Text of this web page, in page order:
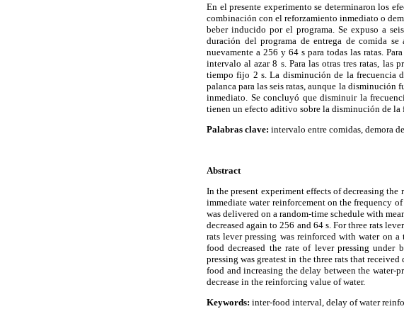
En el presente experimento se determinaron los
combinación con el reforzamiento inmediato o
beber inducido por el programa. Se expuso a
duración del programa de entrega de comida
nuevamente a 256 y 64 s para todas las ratas.
intervalo al azar 8 s. Para las otras tres ratas, las
tiempo fijo 2 s. La disminución de la frecuencia
palanca para las seis ratas, aunque la disminución
inmediato. Se concluyó que disminuir la
tienen un efecto aditivo sobre la disminución de la
Palabras clave: intervalo entre comidas, demora
Abstract
In the present experiment effects of decreasing
immediate water reinforcement on the frequency
was delivered on a random-time schedule with
decreased again to 256 and 64 s. For three rats
rats lever pressing was reinforced with water on
food decreased the rate of lever pressing under
pressing was greatest in the three rats that
food and increasing the delay between the water-
decrease in the reinforcing value of water.
Keywords: inter-food interval, delay of water